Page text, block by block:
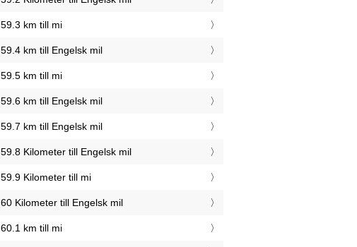
59.3 km till mi
59.4 km till Engelsk mil
59.5 km till mi
59.6 km till Engelsk mil
59.7 km till Engelsk mil
59.8 Kilometer till Engelsk mil
59.9 Kilometer till mi
60 Kilometer till Engelsk mil
60.1 km till mi